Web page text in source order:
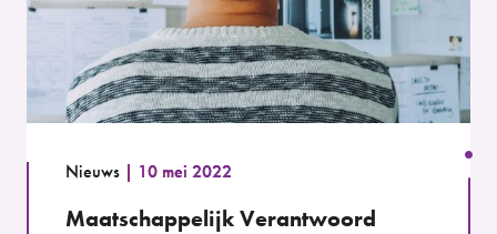
Nieuws 10 mei 2022
Maatschappelijk Verantwoord